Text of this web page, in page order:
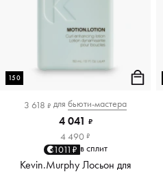
150
3 618 ₽ для бьюти-мастера
4 041 ₽
4 490 ₽
1011₽ в сплит
Kevin.Murphy Лосьон для